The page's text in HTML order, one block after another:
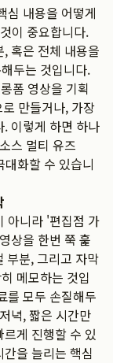
심 내용을 어떻게
이 중요합니다.
혹은 전체 내용을
두는 것입니다.
폼 영상을 기획
만들거나, 가장
이렇게 하면 하나
스 멀티 유즈
대화할 수 있습니
아니라 '편집점 가
상을 한번 쭉 훑
부분, 그리고 자막
메모하는 것입
를 모두 손질해두
녁, 짧은 시간만
게 진행할 수 있
을 늘리는 핵심